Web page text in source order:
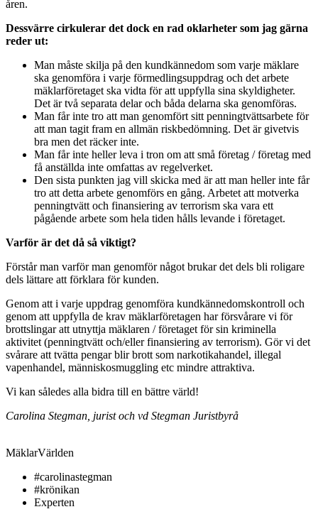
åren.
Dessvärre cirkulerar det dock en rad oklarheter som jag gärna
reder ut:
Man måste skilja på den kundkännedom som varje mäklare
ska genomföra i varje förmedlingsuppdrag och det arbete
mäklarföretaget ska vidta för att uppfylla sina skyldigheter.
Det är två separata delar och båda delarna ska genomföras.
Man får inte tro att man genomfört sitt penningtvättsarbete för
att man tagit fram en allmän riskbedömning. Det är givetvis
bra men det räcker inte.
Man får inte heller leva i tron om att små företag / företag med
få anställda inte omfattas av regelverket.
Den sista punkten jag vill skicka med är att man heller inte får
tro att detta arbete genomförs en gång. Arbetet att motverka
penningtvätt och finansiering av terrorism ska vara ett
pågående arbete som hela tiden hålls levande i företaget.
Varför är det då så viktigt?
Förstår man varför man genomför något brukar det dels bli roligare
dels lättare att förklara för kunden.
Genom att i varje uppdrag genomföra kundkännedomskontroll och
genom att uppfylla de krav mäklarföretagen har försvårare vi för
brottslingar att utnyttja mäklaren / företaget för sin kriminella
aktivitet (penningtvätt och/eller finansiering av terrorism). Gör vi det
svårare att tvätta pengar blir brott som narkotikahandel, illegal
vapenhandel, människosmuggling etc mindre attraktiva.
Vi kan således alla bidra till en bättre värld!
Carolina Stegman, jurist och vd Stegman Juristbyrå
MäklarVärlden
#carolinastegman
#krönikan
Experten